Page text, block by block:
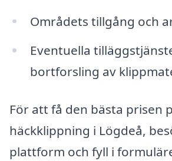
Områdets tillgång och
Eventuella
bortforsling av
För att få den bästa prisen
häckklippning i Lögdeå,
plattform och fyll i